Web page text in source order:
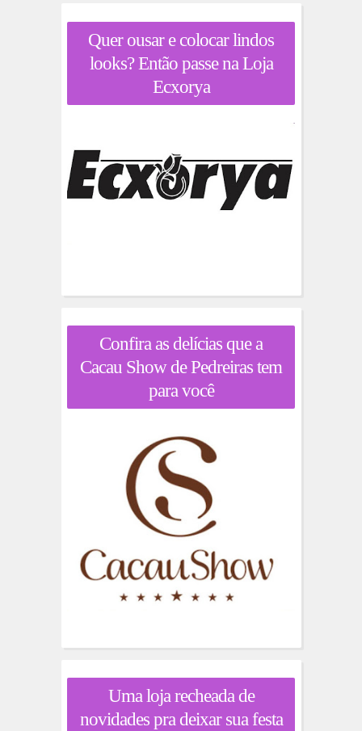
Quer ousar e colocar lindos
looks? Então passe na Loja
Ecxorya
Confira as delícias que a
Cacau Show de Pedreiras tem
para você
Uma loja recheada de
novidades pra deixar sua festa